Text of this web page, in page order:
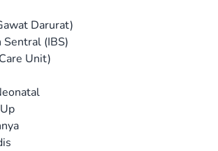
Darurat)
Sentral (IBS)
Unit)